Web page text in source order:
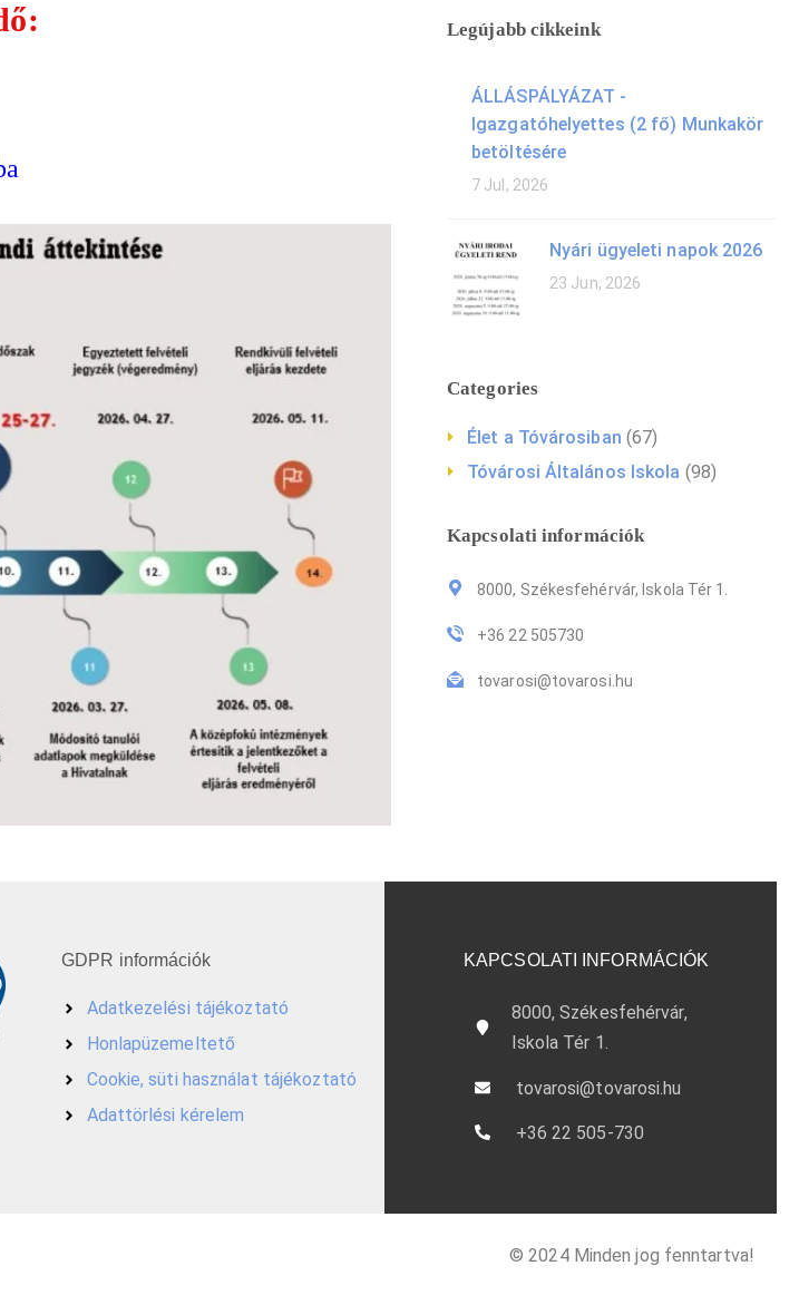
Legújabb cikkeink
ÁLLÁSPÁLYÁZAT -
Igazgatóhelyettes (2 fő) Munkakör
betöltésére
7 Jul, 2026
Nyári ügyeleti napok 2026
23 Jun, 2026
Categories
Élet a Tóvárosiban (67)
Tóvárosi Általános Iskola (98)
Kapcsolati információk
8000, Székesfehérvár, Iskola Tér 1.
+36 22 505730
tovarosi@tovarosi.hu
GDPR információk
Adatkezelési tájékoztató
Honlapüzemeltető
Cookie, süti használat tájékoztató
Adattörlési kérelem
KAPCSOLATI INFORMÁCIÓK
8000, Székesfehérvár,
Iskola Tér 1.
tovarosi@tovarosi.hu
+36 22 505-730
© 2024 Minden jog fenntartva!